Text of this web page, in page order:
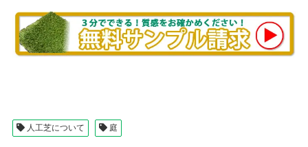
人工芝について 庭